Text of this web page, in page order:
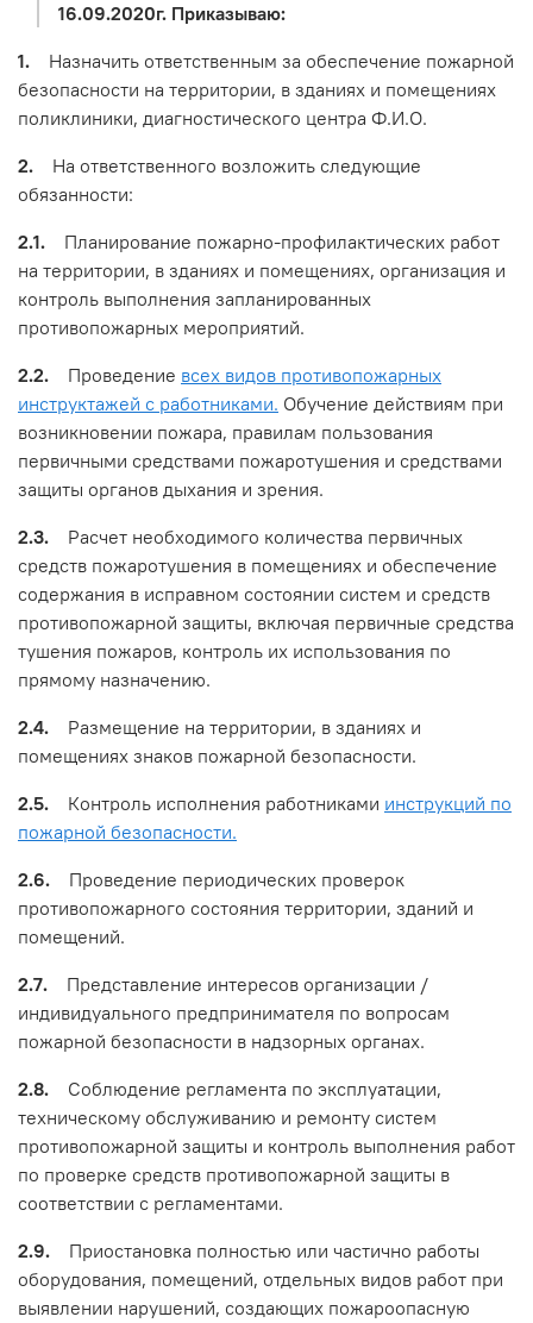
16.09.2020г. Приказываю:
1.
Назначить ответственным за обеспечение пожарной
безопасности на территории, в зданиях и помещениях
поликлиники, диагностического центра Ф.И.О.
2. На ответственного возложить следующие
обязанности:
2.1. Планирование пожарно-профилактических работ
на территории, в зданиях и помещениях, организация и
контроль выполнения запланированных
противопожарных мероприятий.
2.2. Проведение всех видов противопожарных
инструктажей с работниками. Обучение действиям при
возникновении пожара, правилам пользования
первичными средствами пожаротушения и средствами
защиты органов дыхания и зрения.
2.3. Расчет необходимого количества первичных
средств пожаротушения в помещениях и обеспечение
содержания в исправном состоянии систем и средств
противопожарной защиты, включая первичные средства
тушения пожаров, контроль их использования по
прямому назначению.
2.4. Размещение на территории, в зданиях и
помещениях знаков пожарной безопасности.
2.5. Контроль исполнения работниками инструкций по
пожарной безопасности.
2.6. Проведение периодических проверок
противопожарного состояния территории, зданий и
помещений.
2.7. Представление интересов организации /
индивидуального предпринимателя по вопросам
пожарной безопасности в надзорных органах.
2.8. Соблюдение регламента по эксплуатации,
техническому обслуживанию и ремонту систем
противопожарной защиты и контроль выполнения работ
по проверке средств противопожарной защиты в
соответствии с регламентами.
2.9. Приостановка полностью или частично работы
оборудования, помещений, отдельных видов работ при
выявлении нарушений, создающих пожароопасную